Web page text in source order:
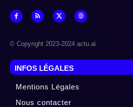
© Copyright 2023-2024 actu.ai
INFOS LÉGALES
Mentions Légales
Nous contacter